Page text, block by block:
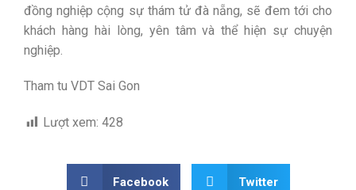
đồng nghiệp cộng sự thám tử đà nẵng, sẽ đem tới cho
khách hàng hài lòng, yên tâm và thể hiện sự chuyện
nghiệp.
Tham tu VDT Sai Gon
Lượt xem: 428
Facebook Twitter